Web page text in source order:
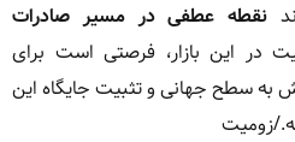
نقطه عطفی در مسیر صادرات
در این بازار، فرصتی است برای
به سطح جهانی و تثبیت جایگاه این
زومیت